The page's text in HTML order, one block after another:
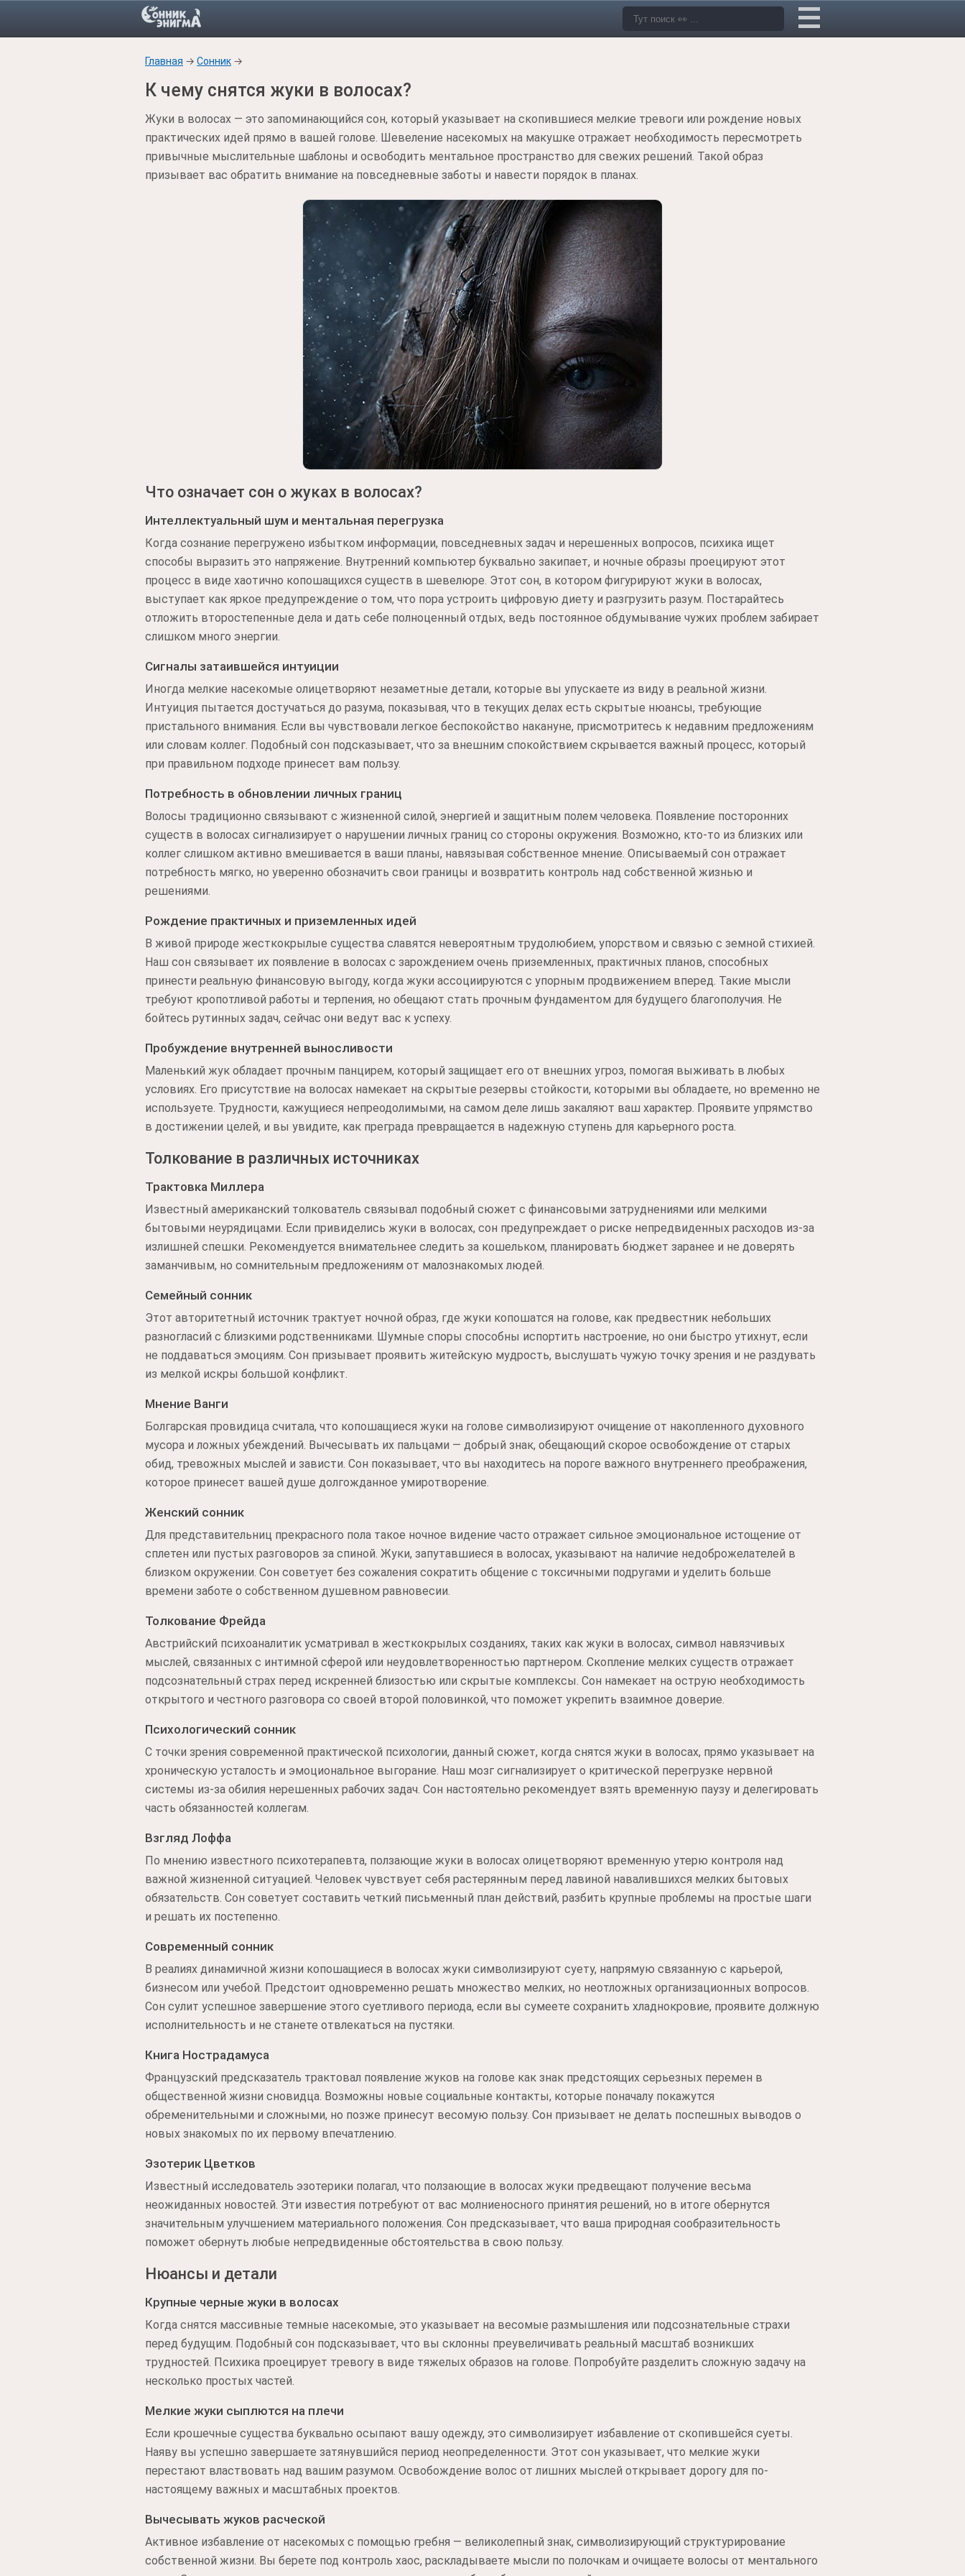
Главная → Сонник →
К чему снятся жуки в волосах?
Жуки в волосах — это запоминающийся сон, который указывает на скопившиеся мелкие тревоги или рождение новых
практических идей прямо в вашей голове. Шевеление насекомых на макушке отражает необходимость пересмотреть
привычные мыслительные шаблоны и освободить ментальное пространство для свежих решений. Такой образ
призывает вас обратить внимание на повседневные заботы и навести порядок в планах.
Что означает сон о жуках в волосах?
Интеллектуальный шум и ментальная перегрузка
Когда сознание перегружено избытком информации, повседневных задач и нерешенных вопросов, психика ищет
способы выразить это напряжение. Внутренний компьютер буквально закипает, и ночные образы проецируют этот
процесс в виде хаотично копошащихся существ в шевелюре. Этот сон, в котором фигурируют жуки в волосах,
выступает как яркое предупреждение о том, что пора устроить цифровую диету и разгрузить разум. Постарайтесь
отложить второстепенные дела и дать себе полноценный отдых, ведь постоянное обдумывание чужих проблем забирает
слишком много энергии.
Сигналы затаившейся интуиции
Иногда мелкие насекомые олицетворяют незаметные детали, которые вы упускаете из виду в реальной жизни.
Интуиция пытается достучаться до разума, показывая, что в текущих делах есть скрытые нюансы, требующие
пристального внимания. Если вы чувствовали легкое беспокойство накануне, присмотритесь к недавним предложениям
или словам коллег. Подобный сон подсказывает, что за внешним спокойствием скрывается важный процесс, который
при правильном подходе принесет вам пользу.
Потребность в обновлении личных границ
Волосы традиционно связывают с жизненной силой, энергией и защитным полем человека. Появление посторонних
существ в волосах сигнализирует о нарушении личных границ со стороны окружения. Возможно, кто-то из близких или
коллег слишком активно вмешивается в ваши планы, навязывая собственное мнение. Описываемый сон отражает
потребность мягко, но уверенно обозначить свои границы и возвратить контроль над собственной жизнью и
решениями.
Рождение практичных и приземленных идей
В живой природе жесткокрылые существа славятся невероятным трудолюбием, упорством и связью с земной стихией.
Наш сон связывает их появление в волосах с зарождением очень приземленных, практичных планов, способных
принести реальную финансовую выгоду, когда жуки ассоциируются с упорным продвижением вперед. Такие мысли
требуют кропотливой работы и терпения, но обещают стать прочным фундаментом для будущего благополучия. Не
бойтесь рутинных задач, сейчас они ведут вас к успеху.
Пробуждение внутренней выносливости
Маленький жук обладает прочным панцирем, который защищает его от внешних угроз, помогая выживать в любых
условиях. Его присутствие на волосах намекает на скрытые резервы стойкости, которыми вы обладаете, но временно не
используете. Трудности, кажущиеся непреодолимыми, на самом деле лишь закаляют ваш характер. Проявите упрямство
в достижении целей, и вы увидите, как преграда превращается в надежную ступень для карьерного роста.
Толкование в различных источниках
Трактовка Миллера
Известный американский толкователь связывал подобный сюжет с финансовыми затруднениями или мелкими
бытовыми неурядицами. Если привиделись жуки в волосах, сон предупреждает о риске непредвиденных расходов из-за
излишней спешки. Рекомендуется внимательнее следить за кошельком, планировать бюджет заранее и не доверять
заманчивым, но сомнительным предложениям от малознакомых людей.
Семейный сонник
Этот авторитетный источник трактует ночной образ, где жуки копошатся на голове, как предвестник небольших
разногласий с близкими родственниками. Шумные споры способны испортить настроение, но они быстро утихнут, если
не поддаваться эмоциям. Сон призывает проявить житейскую мудрость, выслушать чужую точку зрения и не раздувать
из мелкой искры большой конфликт.
Мнение Ванги
Болгарская провидица считала, что копошащиеся жуки на голове символизируют очищение от накопленного духовного
мусора и ложных убеждений. Вычесывать их пальцами — добрый знак, обещающий скорое освобождение от старых
обид, тревожных мыслей и зависти. Сон показывает, что вы находитесь на пороге важного внутреннего преображения,
которое принесет вашей душе долгожданное умиротворение.
Женский сонник
Для представительниц прекрасного пола такое ночное видение часто отражает сильное эмоциональное истощение от
сплетен или пустых разговоров за спиной. Жуки, запутавшиеся в волосах, указывают на наличие недоброжелателей в
близком окружении. Сон советует без сожаления сократить общение с токсичными подругами и уделить больше
времени заботе о собственном душевном равновесии.
Толкование Фрейда
Австрийский психоаналитик усматривал в жесткокрылых созданиях, таких как жуки в волосах, символ навязчивых
мыслей, связанных с интимной сферой или неудовлетворенностью партнером. Скопление мелких существ отражает
подсознательный страх перед искренней близостью или скрытые комплексы. Сон намекает на острую необходимость
открытого и честного разговора со своей второй половинкой, что поможет укрепить взаимное доверие.
Психологический сонник
С точки зрения современной практической психологии, данный сюжет, когда снятся жуки в волосах, прямо указывает на
хроническую усталость и эмоциональное выгорание. Наш мозг сигнализирует о критической перегрузке нервной
системы из-за обилия нерешенных рабочих задач. Сон настоятельно рекомендует взять временную паузу и делегировать
часть обязанностей коллегам.
Взгляд Лоффа
По мнению известного психотерапевта, ползающие жуки в волосах олицетворяют временную утерю контроля над
важной жизненной ситуацией. Человек чувствует себя растерянным перед лавиной навалившихся мелких бытовых
обязательств. Сон советует составить четкий письменный план действий, разбить крупные проблемы на простые шаги
и решать их постепенно.
Современный сонник
В реалиях динамичной жизни копошащиеся в волосах жуки символизируют суету, напрямую связанную с карьерой,
бизнесом или учебой. Предстоит одновременно решать множество мелких, но неотложных организационных вопросов.
Сон сулит успешное завершение этого суетливого периода, если вы сумеете сохранить хладнокровие, проявите должную
исполнительность и не станете отвлекаться на пустяки.
Книга Нострадамуса
Французский предсказатель трактовал появление жуков на голове как знак предстоящих серьезных перемен в
общественной жизни сновидца. Возможны новые социальные контакты, которые поначалу покажутся
обременительными и сложными, но позже принесут весомую пользу. Сон призывает не делать поспешных выводов о
новых знакомых по их первому впечатлению.
Эзотерик Цветков
Известный исследователь эзотерики полагал, что ползающие в волосах жуки предвещают получение весьма
неожиданных новостей. Эти известия потребуют от вас молниеносного принятия решений, но в итоге обернутся
значительным улучшением материального положения. Сон предсказывает, что ваша природная сообразительность
поможет обернуть любые непредвиденные обстоятельства в свою пользу.
Нюансы и детали
Крупные черные жуки в волосах
Когда снятся массивные темные насекомые, это указывает на весомые размышления или подсознательные страхи
перед будущим. Подобный сон подсказывает, что вы склонны преувеличивать реальный масштаб возникших
трудностей. Психика проецирует тревогу в виде тяжелых образов на голове. Попробуйте разделить сложную задачу на
несколько простых частей.
Мелкие жуки сыплются на плечи
Если крошечные существа буквально осыпают вашу одежду, это символизирует избавление от скопившейся суеты.
Наяву вы успешно завершаете затянувшийся период неопределенности. Этот сон указывает, что мелкие жуки
перестают властвовать над вашим разумом. Освобождение волос от лишних мыслей открывает дорогу для по-
настоящему важных и масштабных проектов.
Вычесывать жуков расческой
Активное избавление от насекомых с помощью гребня — великолепный знак, символизирующий структурирование
собственной жизни. Вы берете под контроль хаос, раскладываете мысли по полочкам и очищаете волосы от ментального